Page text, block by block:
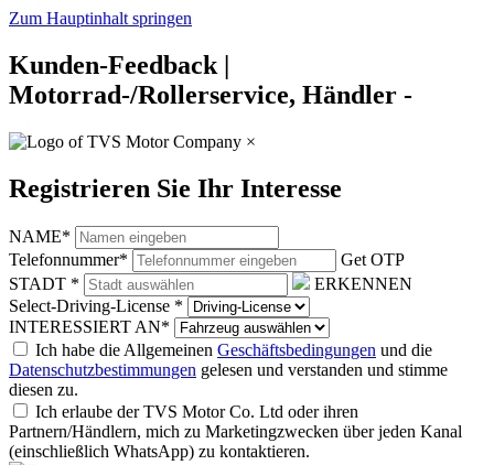
Zum Hauptinhalt springen
Kunden-Feedback |
Motorrad-/Rollerservice, Händler -
×
Registrieren Sie Ihr Interesse
NAME*
Telefonnummer*
Get OTP
STADT *
ERKENNEN
Select-Driving-License *
INTERESSIERT AN*
Ich habe die Allgemeinen Geschäftsbedingungen und die
Datenschutzbestimmungen gelesen und verstanden und stimme
diesen zu.
Ich erlaube der TVS Motor Co. Ltd oder ihren
Partnern/Händlern, mich zu Marketingzwecken über jeden Kanal
(einschließlich WhatsApp) zu kontaktieren.